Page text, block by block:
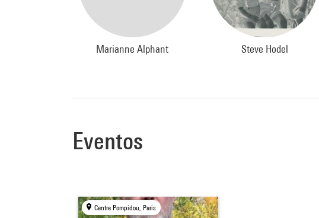
Marianne Alphant Steve Hodel
Eventos
Centre Pompidou, Paris